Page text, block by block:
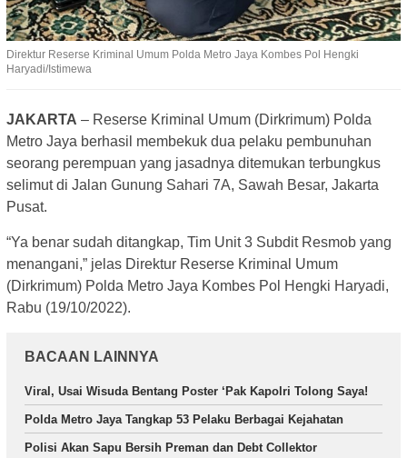
Direktur Reserse Kriminal Umum Polda Metro Jaya Kombes Pol Hengki
Haryadi/Istimewa
JAKARTA – Reserse Kriminal Umum (Dirkrimum) Polda
Metro Jaya berhasil membekuk dua pelaku pembunuhan
seorang perempuan yang jasadnya ditemukan terbungkus
selimut di Jalan Gunung Sahari 7A, Sawah Besar, Jakarta
Pusat.
“Ya benar sudah ditangkap, Tim Unit 3 Subdit Resmob yang
menangani,” jelas Direktur Reserse Kriminal Umum
(Dirkrimum) Polda Metro Jaya Kombes Pol Hengki Haryadi,
Rabu (19/10/2022).
BACAAN LAINNYA
Viral, Usai Wisuda Bentang Poster ‘Pak Kapolri Tolong Saya!
Polda Metro Jaya Tangkap 53 Pelaku Berbagai Kejahatan
Polisi Akan Sapu Bersih Preman dan Debt Collektor